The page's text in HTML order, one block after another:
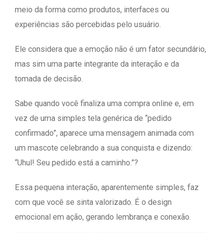
meio da forma como produtos, interfaces ou
experiências são percebidas pelo usuário.
Ele considera que a emoção não é um fator secundário,
mas sim uma parte integrante da interação e da
tomada de decisão.
Sabe quando você finaliza uma compra online e, em
vez de uma simples tela genérica de “pedido
confirmado”, aparece uma mensagem animada com
um mascote celebrando a sua conquista e dizendo:
“Uhul! Seu pedido está a caminho.”?
Essa pequena interação, aparentemente simples, faz
com que você se sinta valorizado. É o design
emocional em ação, gerando lembrança e conexão.